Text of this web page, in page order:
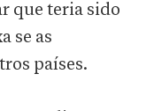
que teria sido
se as
países.